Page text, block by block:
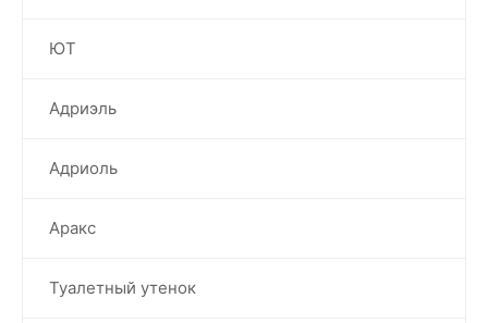
ЮТ
Адриэль
Адриоль
Аракс
Туалетный утенок